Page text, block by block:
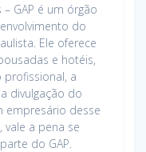
GAP é um órgão
do
Ele oferece
e hotéis,
a
divulgação do
empresário desse
vale a pena se
do GAP.